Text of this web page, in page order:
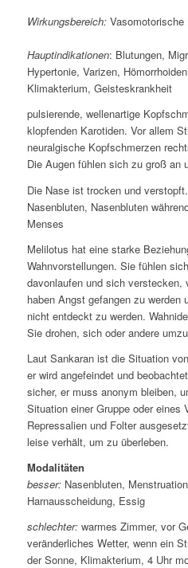
Wirkungsbereich:Vasomotorische
Hauptindikationen: Blutungen,
Hypertonie, Varizen,
Klimakterium, Geisteskrankheit
pulsierende, wellenartige
klopfenden Karotiden. Vor allem
neuralgische Kopfschmerzen
Die Augen fühlen sich zu groß an
Die Nase ist trocken und
Nasenbluten, Nasenbluten
Menses
Melilotus hat eine starke
Wahnvorstellungen. Sie fühlen
davonlaufen und sich
haben Angst gefangen zu werden
nicht entdeckt zu werden.
Sie drohen, sich oder andere
Laut Sankaran ist die Situation
er wird angefeindet und
sicher, er muss anonym bleiben,
Situation einer Gruppe oder eines
Repressalien und Folter
leise verhält, um zu überleben.
Modalitäten
besser:Nasenbluten,
Harnausscheidung, Essig
schlechter: warmes Zimmer, vor
veränderliches Wetter, wenn ein
der Sonne, Klimakterium, 4 Uhr